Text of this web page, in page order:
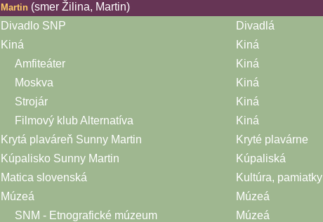
Martin (smer Žilina, Martin)
Divadlo SNP
Divadlá
Kiná
Kiná
Amfiteáter
Kiná
Moskva
Kiná
Strojár
Kiná
Filmový klub Alternatíva
Kiná
Krytá plaváreň Sunny Martin
Kryté plavárne
Kúpalisko Sunny Martin
Kúpaliská
Matica slovenská
Kultúra, pamiatky
Múzeá
Múzeá
SNM - Etnografické múzeum
Múzeá